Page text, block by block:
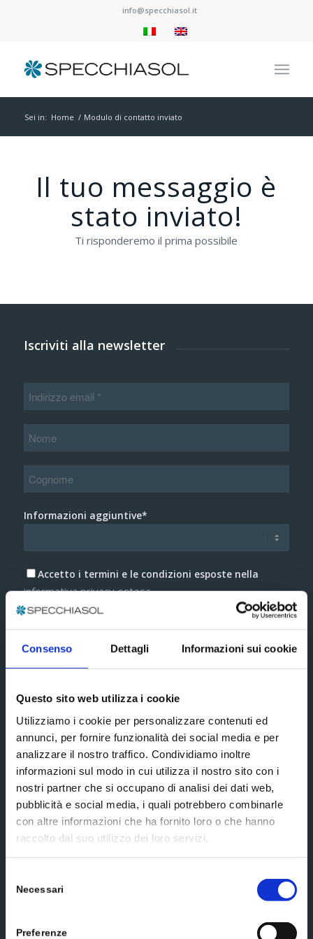
Consenso Dettagli Informazioni sui cookie
Questo sito web utilizza i cookie
Utilizziamo i cookie per personalizzare contenuti ed
annunci, per fornire funzionalità dei social media e per
analizzare il nostro traffico. Condividiamo inoltre
informazioni sul modo in cui utilizza il nostro sito con i
nostri partner che si occupano di analisi dei dati web,
pubblicità e social media, i quali potrebbero combinarle
con altre informazioni che ha fornito loro o che hanno
raccolto dal suo utilizzo dei loro servizi.
delNecessari
Preferenze
info@specchiasol.it
Sei in: Home / Modulo di contatto inviato
Il tuo messaggio è
stato inviato!
Ti risponderemo il prima possibile
Iscriviti alla newsletter
Informazioni aggiuntive*
Accetto i termini e le condizioni esposte nella
informativa privacy estesa
Subscribe
Scrivici un messaggio